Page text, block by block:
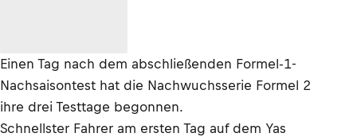
Einen Tag nach dem abschließenden Formel-1-
Nachsaisontest hat die Nachwuchsserie Formel 2
ihre drei Testtage begonnen.
Schnellster Fahrer am ersten Tag auf dem Yas